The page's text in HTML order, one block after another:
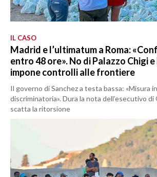
IL CASO
Madrid e l’ultimatum a Roma:
entro 48 ore». No di Palazzo Chigi e
impone controlli alle frontiere
Il governo di Sanchez a testa bassa: «Misura
discriminatoria». Dura la nota dell’esecutivo
scatta la ritorsione